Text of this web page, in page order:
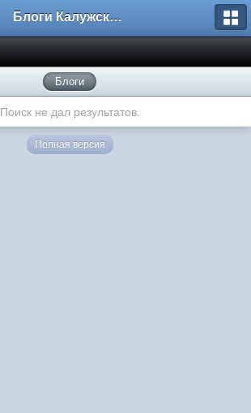
Блоги Калужского перекрестка
Блоги
Поиск не дал результатов.
Полная версия